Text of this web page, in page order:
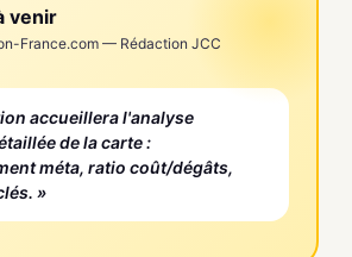
venir
France.com — Rédaction JCC
accueillera l'analyse
de la carte :
méta, ratio coût/dégâts,
»